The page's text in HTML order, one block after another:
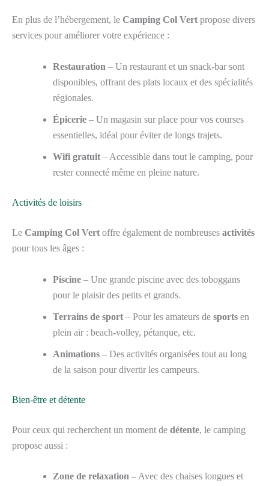
En plus de l’hébergement, le Camping Col Vert propose divers
services pour améliorer votre expérience :
Restauration – Un restaurant et un snack-bar sont
disponibles, offrant des plats locaux et des spécialités
régionales.
Épicerie – Un magasin sur place pour vos courses
essentielles, idéal pour éviter de longs trajets.
Wifi gratuit – Accessible dans tout le camping, pour
rester connecté même en pleine nature.
Activités de loisirs
Le Camping Col Vert offre également de nombreuses activités
pour tous les âges :
Piscine – Une grande piscine avec des toboggans
pour le plaisir des petits et grands.
Terrains de sport – Pour les amateurs de sports en
plein air : beach-volley, pétanque, etc.
Animations – Des activités organisées tout au long
de la saison pour divertir les campeurs.
Bien-être et détente
Pour ceux qui recherchent un moment de détente, le camping
propose aussi :
Zone de relaxation – Avec des chaises longues et